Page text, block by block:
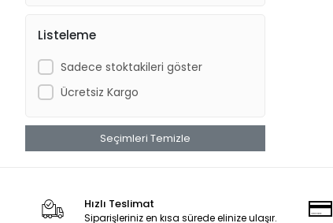
BİRLİK TOYS
BRİO
CA GAMES
Can-Em Oyuncak
CLEMENTONI
Listeleme
Sadece stoktakileri göster
Ücretsiz Kargo
Seçimleri Temizle
Hızlı Teslimat
Siparişleriniz en kısa sürede elinize ulaşır.